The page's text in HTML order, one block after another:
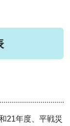
21年度、平戦災